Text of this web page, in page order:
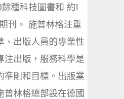
種科技圖書和 約1
刊。 施普林格注重
、出版人員的專業性
注出版，服務科學是
準則和目標。出版業
普林格總部設在德國